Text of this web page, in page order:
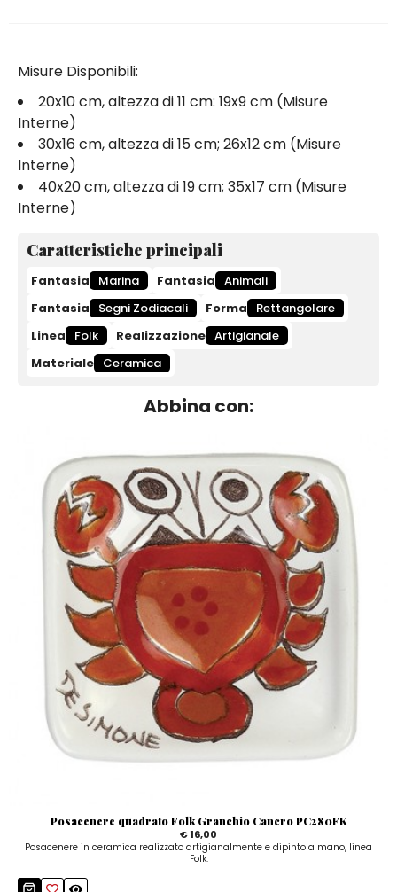
Misure Disponibili:
20x10 cm, altezza di 11 cm: 19x9 cm (Misure
Interne)
30x16 cm, altezza di 15 cm; 26x12 cm (Misure
Interne)
40x20 cm, altezza di 19 cm; 35x17 cm (Misure
Interne)
Caratteristiche principali
Fantasia Marina Fantasia Animali
Fantasia
Segni Zodiacali Forma
Rettangolare
Linea
Folk Realizzazione Artigianale
Materiale Ceramica
Abbina con:
Posacenere quadrato Folk Granchio Cancro PC280FK
€ 16,00
Posacenere in ceramica realizzato artigianalmente e dipinto a mano, linea
Folk.